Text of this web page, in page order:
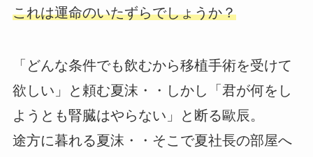
これは運命のいたずらでしょうか？
「どんな条件でも飲むから移植手術を受けて
欲しい」と頼む夏沫・・しかし「君が何をし
ようとも腎臓はやらない」と断る歐辰。
途方に暮れる夏沫・・そこで夏社長の部屋へ